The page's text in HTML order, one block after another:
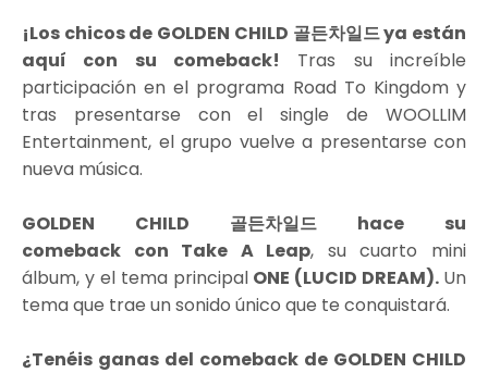
¡Los chicos de GOLDEN CHILD 골든차일드 ya están
aquí con su comeback! Tras su increíble
participación en el programa Road To Kingdom y
tras presentarse con el single de WOOLLIM
Entertainment, el grupo vuelve a presentarse con
nueva música.
GOLDEN CHILD 골든차일드 hace su
comeback con Take A Leap, su cuarto mini
álbum, y el tema principal ONE (LUCID DREAM). Un
tema que trae un sonido único que te conquistará.
¿Tenéis ganas del comeback de GOLDEN CHILD